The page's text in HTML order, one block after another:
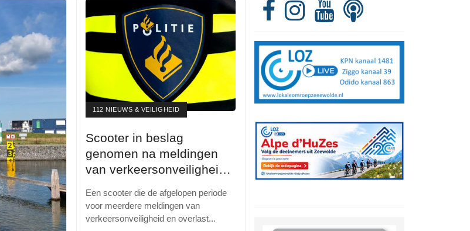
112 NIEUWS & VEILIGHEID
Scooter in beslag
genomen na meldingen
van verkeersonveiligheid
Een scooter die de afgelopen periode
voor meerdere meldingen van
verkeersonveiligheid en overlast...